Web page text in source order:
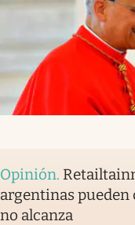
Opinión.
argentinas
no alcanza